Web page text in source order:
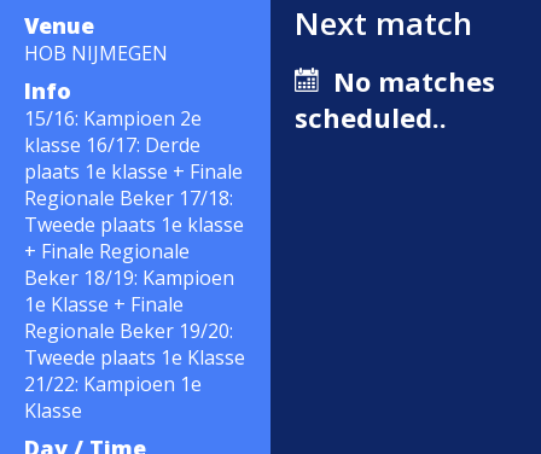
Venue
HOB NIJMEGEN
Info
15/16: Kampioen 2e
klasse 16/17: Derde
plaats 1e klasse + Finale
Regionale Beker 17/18:
Tweede plaats 1e klasse
+ Finale Regionale
Beker 18/19: Kampioen
1e Klasse + Finale
Regionale Beker 19/20:
Tweede plaats 1e Klasse
21/22: Kampioen 1e
Klasse
Day / Time
Next match
No matches
scheduled..